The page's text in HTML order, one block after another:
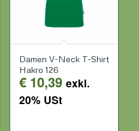
Damen V-Neck T-Shirt
Hakro 126
€10,39 exkl.
20% USt